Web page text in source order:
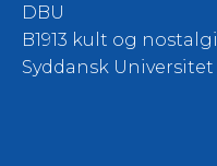
DBU
B1913 kult og nostalgi
Syddansk Universitet